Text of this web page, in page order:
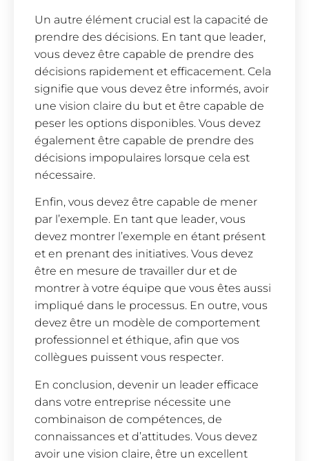
Un autre élément crucial est la capacité de
prendre des décisions. En tant que leader,
vous devez être capable de prendre des
décisions rapidement et efficacement. Cela
signifie que vous devez être informés, avoir
une vision claire du but et être capable de
peser les options disponibles. Vous devez
également être capable de prendre des
décisions impopulaires lorsque cela est
nécessaire.
Enfin, vous devez être capable de mener
par l’exemple. En tant que leader, vous
devez montrer l’exemple en étant présent
et en prenant des initiatives. Vous devez
être en mesure de travailler dur et de
montrer à votre équipe que vous êtes aussi
impliqué dans le processus. En outre, vous
devez être un modèle de comportement
professionnel et éthique, afin que vos
collègues puissent vous respecter.
En conclusion, devenir un leader efficace
dans votre entreprise nécessite une
combinaison de compétences, de
connaissances et d’attitudes. Vous devez
avoir une vision claire, être un excellent